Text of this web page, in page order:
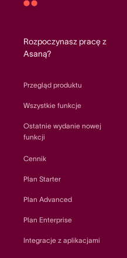
Asana
Rozpoczynasz pracę z
Asaną?
Przegląd produktu
Wszystkie funkcje
Ostatnie wydanie nowej
funkcji
Cennik
Plan Starter
Plan Advanced
Plan Enterprise
Integracje z aplikacjami